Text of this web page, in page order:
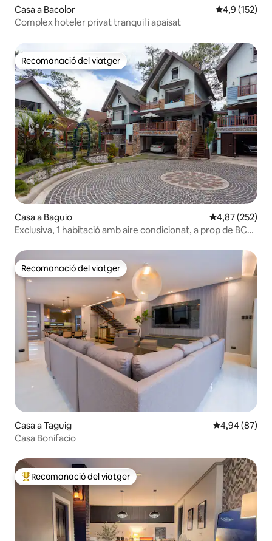
Casa a Bacolor 4,9 de
4,9 (152)
Complex hoteler privat tranquil i apaisat
Recomanació del viatger
Recomanació del viatger
Casa a Baguio 4,87 de
4,87 (252)
Exclusiva, 1 habitació amb aire condicionat, a prop de BCC i
Recomanació del viatger
Recomanació del viatger
Casa a Taguig 4,94 de
4,94 (87)
Casa Bonifacio
Principals recomanacions dels viatgers
Recomanació del viatger